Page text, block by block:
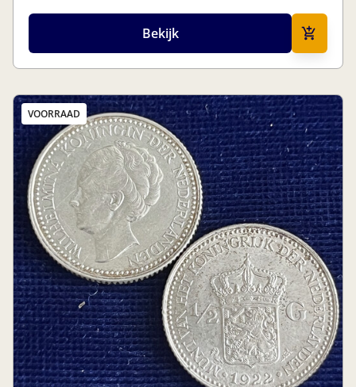
Bekijk
VOORRAAD